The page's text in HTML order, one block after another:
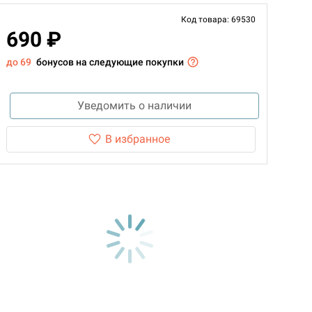
Код товара: 69530
690 ₽
до 69 бонусов на следующие покупки
Уведомить о наличии
В избранное